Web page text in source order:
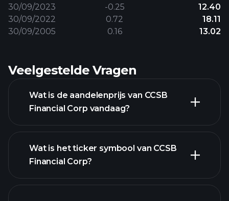
30/09/2023
-0.25
12.40
30/09/2022
0.72
18.11
30/09/2005
0.16 13.02
Veelgestelde Vragen
Wat is de aandelenprijs van CCSB
Financial Corp vandaag?
Wat is het ticker symbool van CCSB
Financial Corp?